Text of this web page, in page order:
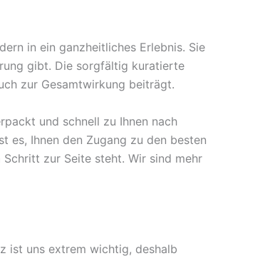
in ein ganzheitliches Erlebnis. Sie
gibt. Die sorgfältig kuratierte
zur Gesamtwirkung beiträgt.
und schnell zu Ihnen nach
es, Ihnen den Zugang zu den besten
zur Seite steht. Wir sind mehr
ist uns extrem wichtig, deshalb